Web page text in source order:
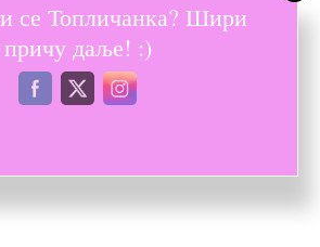
се Топличанка? Шири
причу даље! :)